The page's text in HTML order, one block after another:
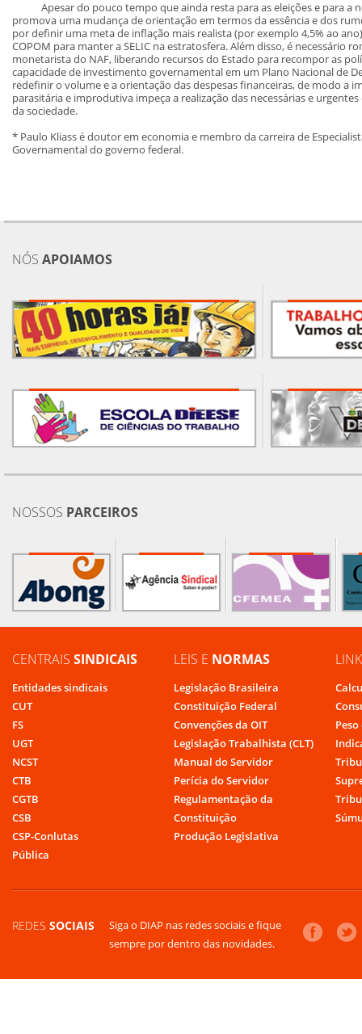
Apesar do pouco tempo que ainda resta para as eleições e para a
promova uma mudança de orientação em termos da essência e dos
por definir uma meta de inflação mais realista (por exemplo 4,5% ao
COPOM para manter a SELIC na estratosfera. Além disso, é necessário
monetarista do NAF, liberando recursos do Estado para recompor as
capacidade de investimento governamental em um Plano Nacional de
redefinir o volume e a orientação das despesas financeiras, de modo a
parasitária e improdutiva impeça a realização das necessárias e
da sociedade.
* Paulo Kliass é doutor em economia e membro da carreira de
Governamental do governo federal.
NÓS APOIAMOS
NOSSOS PARCEIROS
CENTRAIS SINDICAIS
Entidades sindicais
CUT
FS
UGT
NCST
CTB
CGTB
CSB
CSP-Conlutas
Pública
LEIS E NORMAS
Legislação Brasileira
Constituição Federal
Convenções da OIT
Legislação Trabalhista (CLT)
Manual do Servidor
Perícia do Servidor
Regulamentação da
Constituição
Produção Legislativa
REDES SOCIAIS
Siga o DIAP nas redes sociais e fique
sempre por dentro das novidades.